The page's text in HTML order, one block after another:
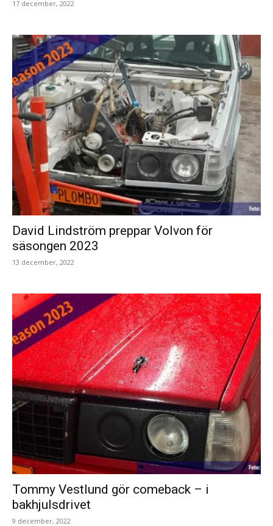
17 december, 2022
David Lindström preppar Volvon för
säsongen 2023
13 december, 2022
Tommy Vestlund gör comeback – i
bakhjulsdrivet
9 december, 2022